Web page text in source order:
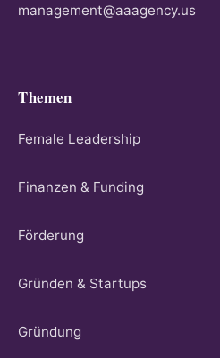
management@aaagency.us
Themen
Female Leadership
Finanzen & Funding
Förderung
Gründen & Startups
Gründung